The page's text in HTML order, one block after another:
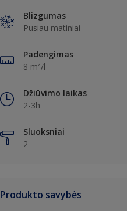
Blizgumas
Pusiau matiniai
Padengimas
8 m²/l
Džiūvimo laikas
2-3h
Sluoksniai
2
Produkto savybės